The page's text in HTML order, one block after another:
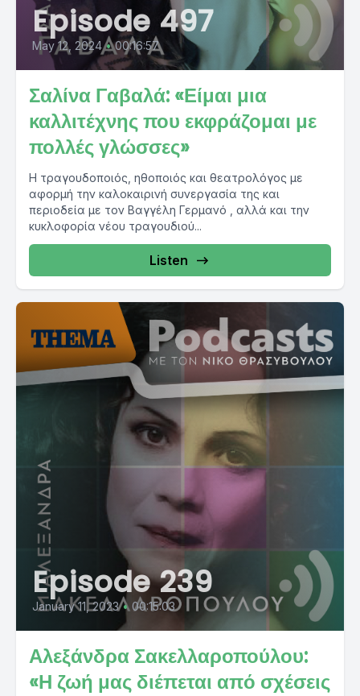
Episode 497
May 12, 2024 • 00:16:57
Σαλίνα Γαβαλά: «Είμαι μια
καλλιτέχνης που εκφράζομαι με
πολλές γλώσσες»
Η τραγουδοποιός, ηθοποιός και θεατρολόγος με
αφορμή την καλοκαιρινή συνεργασία της και
περιοδεία με τον Βαγγέλη Γερμανό , αλλά και την
κυκλοφορία νέου τραγουδιού...
Listen
Episode 239
January 11, 2023 • 00:15:03
Αλεξάνδρα Σακελλαροπούλου:
«Η ζωή μας διέπεται από σχέσεις